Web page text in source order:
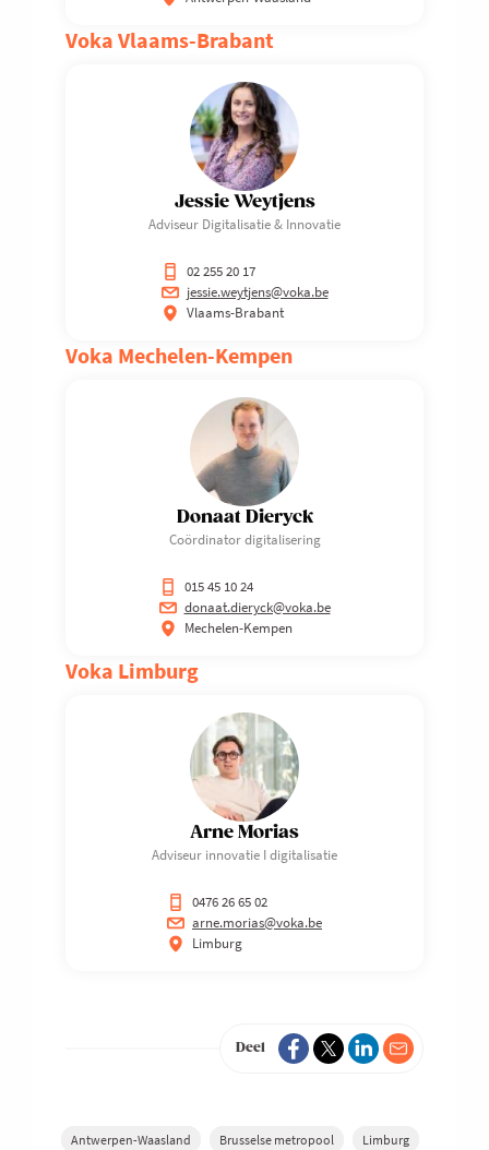
Voka Vlaams-Brabant
Jessie Weytjens
Adviseur Digitalisatie & Innovatie
02 255 20 17
jessie.weytjens@voka.be
Vlaams-Brabant
Voka Mechelen-Kempen
Donaat Dieryck
Coördinator digitalisering
015 45 10 24
donaat.dieryck@voka.be
Mechelen-Kempen
Voka Limburg
Arne Morias
Adviseur innovatie I digitalisatie
0476 26 65 02
arne.morias@voka.be
Limburg
Deel
Antwerpen-Waasland Brusselse metropool Limburg